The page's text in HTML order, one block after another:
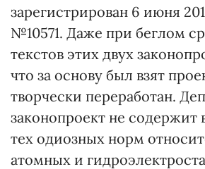
зарегистрирован 6 июня
№10571. Даже при беглом
текстов этих двух
что за основу был взят
творчески переработан.
законопроект не содержит
тех одиозных норм
атомных и